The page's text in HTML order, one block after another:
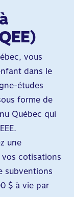
vous
dans le
études
forme de
Québec qui
une
cotisations
subventions
$ à vie par